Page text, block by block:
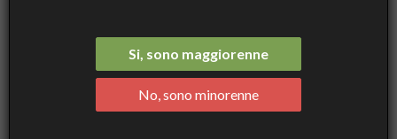
Si, sono maggiorenne
No, sono minorenne